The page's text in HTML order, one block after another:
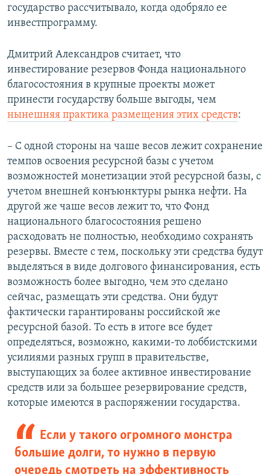
государство рассчитывало, когда одобряло ее
инвестпрограмму.
Дмитрий Александров считает, что
инвестирование резервов Фонда национального
благосостояния в крупные проекты может
принести государству больше выгоды, чем
нынешняя практика размещения этих средств:
– С одной стороны на чаше весов лежит сохранение
темпов освоения ресурсной базы с учетом
возможностей монетизации этой ресурсной базы, с
учетом внешней конъюнктуры рынка нефти. На
другой же чаше весов лежит то, что Фонд
национального благосостояния решено
расходовать не полностью, необходимо сохранять
резервы. Вместе с тем, поскольку эти средства будут
выделяться в виде долгового финансирования, есть
возможность более выгодно, чем это сделано
сейчас, размещать эти средства. Они будут
фактически гарантированы российской же
ресурсной базой. То есть в итоге все будет
определяться, возможно, какими-то лоббистскими
усилиями разных групп в правительстве,
выступающих за более активное инвестирование
средств или за большее резервирование средств,
которые имеются в распоряжении государства.
Если у такого огромного монстра
большие долги, то нужно в первую
очередь смотреть на эффективность